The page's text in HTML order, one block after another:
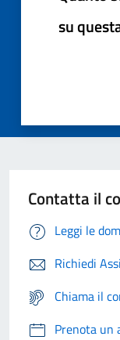
su
Contatta il
Leggi le
Richiedi
Chiama il
Prenota un